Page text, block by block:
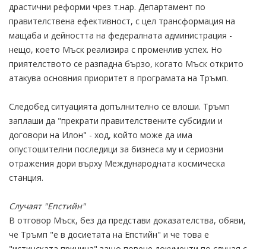
драстични реформи чрез т.нар. Департамент по
правителствена ефективност, с цел трансформация на
мащаба и дейността на федералната администрация -
нещо, което Мъск реализира с променлив успех. Но
приятелството се разпадна бързо, когато Мъск открито
атакува основния приоритет в програмата на Тръмп.
Следобед ситуацията допълнително се влоши. Тръмп
заплаши да "прекрати правителствените субсидии и
договори на Илон" - ход, който може да има
опустошителни последици за бизнеса му и сериозни
отражения дори върху Международната космическа
станция.
Случаят "Епстийн"
В отговор Мъск, без да представи доказателства, обяви,
че Тръмп "е в досиетата на Епстийн" и че това е